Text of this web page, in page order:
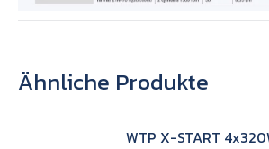
Ähnliche Produkte
WTP X-START